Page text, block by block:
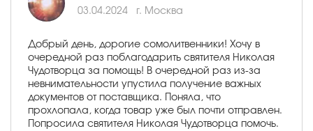
03.04.2024 г. Москва
Добрый день, дорогие сомолитвенники! Хочу в
очередной раз поблагодарить святителя Николая
Чудотворца за помощь! В очередной раз из-за
невнимательности упустила получение важных
документов от поставщика. Поняла, что
прохлопала, когда товар уже был почти отправлен.
Попросила святителя Николая Чудотворца помочь.